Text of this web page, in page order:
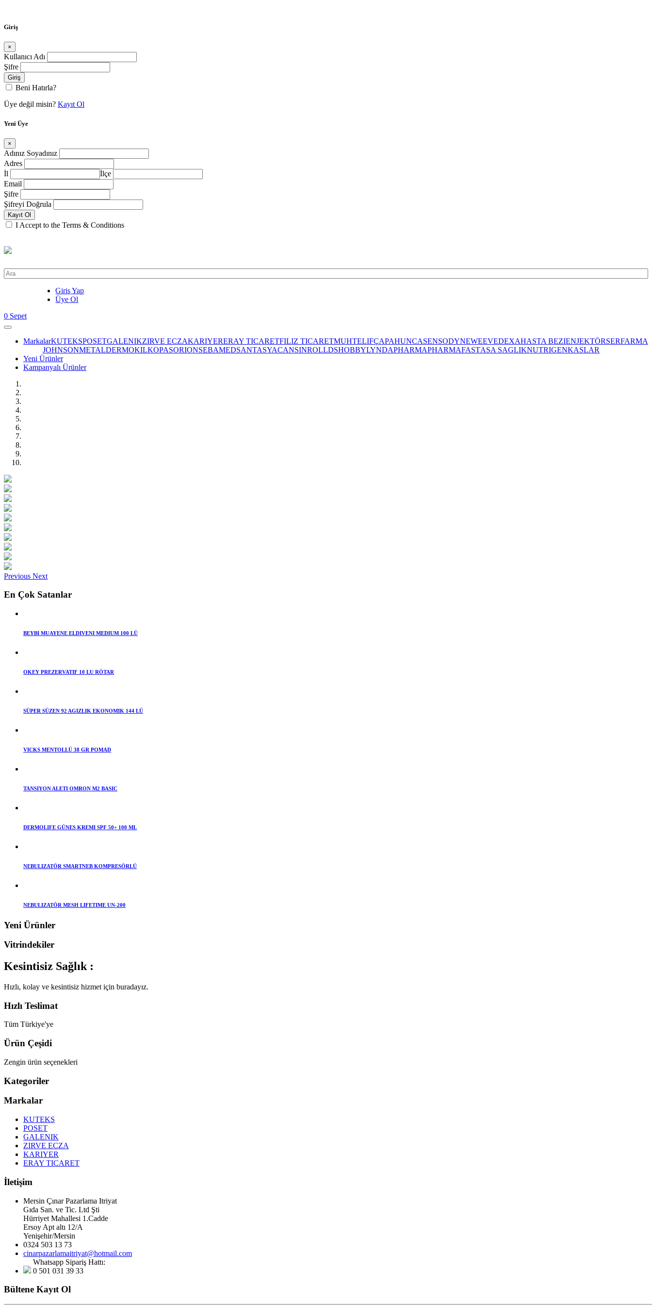
Giriş
×
Kullanıcı Adı
Şifre
Beni Hatırla?
Üye değil misin? Kayıt Ol
Yeni Üye
×
Adınız Soyadınız
Adres
İl
İlçe
Email
Şifre
Şifreyi Doğrula
I Accept to the Terms & Conditions
Giriş Yap
Üye Ol
0 Sepet
MarkalarKUTEKSPOSETGALENIKZIRVE ECZAKARIYERERAY TICARETFILIZ TICARETMUHTELIFÇAPAHUNCASENSODYNEWEEVEDEXAHASTA BEZIENJEKTÖRSERFARMA
JOHNSONMETALDERMOKILKOPASORIONSEBAMEDSANTASYACANSINROLLDSHOBBYLYNDAPHARMAPHARMAFASTASA SAGLIKNUTRIGENKASLAR
Yeni Ürünler
Kampanyalı Ürünler
Previous Next
En Çok Satanlar
BEYBI MUAYENE ELDIVENI MEDIUM 100 LÜ
OKEY PREZERVATIF 10 LU RÖTAR
SÜPER SÜZEN 92 AGIZLIK EKONOMIK 144 LÜ
VICKS MENTOLLÜ 38 GR POMAD
TANSIYON ALETI OMRON M2 BASIC
DERMOLIFE GÜNES KREMI SPF 50+ 100 ML
NEBULIZATÖR SMARTNEB KOMPRESÖRLÜ
NEBULIZATÖR MESH LIFETIME UN-200
Yeni Ürünler
Vitrindekiler
Kesintisiz Sağlık :
Hızlı, kolay ve kesintisiz hizmet için buradayız.
Hızlı Teslimat
Tüm Türkiye'ye
Ürün Çeşidi
Zengin ürün seçenekleri
Kategoriler
Markalar
KUTEKS
POSET
GALENIK
ZIRVE ECZA
KARIYER
ERAY TICARET
İletişim
Mersin Çınar Pazarlama Itriyat
Gıda San. ve Tic. Ltd Şti
Hürriyet Mahallesi 1.Cadde
Ersoy Apt altı 12/A
Yenişehir/Mersin
0324 503 13 73
cinarpazarlamaitriyat@hotmail.com
Whatsapp Sipariş Hattı:
0 501 031 39 33
Bültene Kayıt Ol